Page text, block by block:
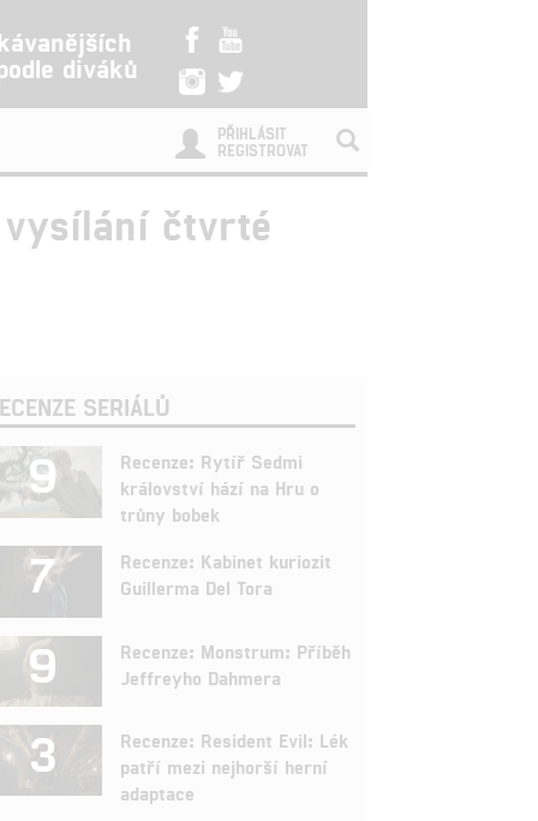
diváků
PŘIHLÁSIT
REGISTROVAT
vysílání čtvrté
SERIÁLŮ
9
Recenze: Rytíř Sedmi
království hází na Hru o
trůny bobek
7
Recenze: Kabinet kuriozit
Guillerma Del Tora
9
Recenze: Monstrum: Příběh
Jeffreyho Dahmera
3
Recenze: Resident Evil: Lék
patří mezi nejhorší herní
adaptace